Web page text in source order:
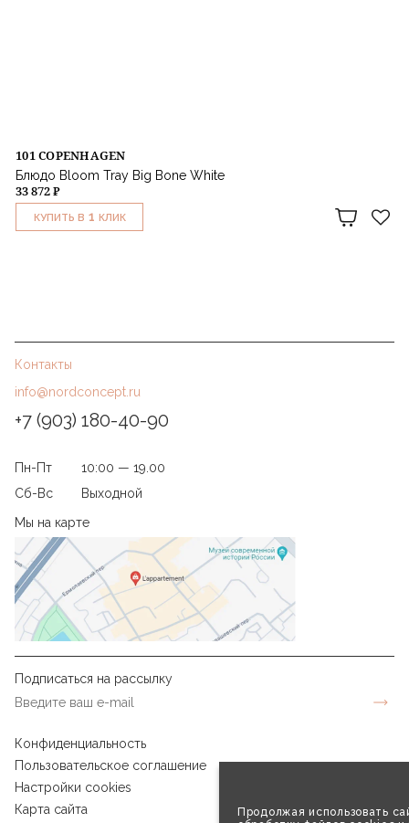
Продолжая использовать
101 COPENHAGEN
Блюдо Bloom Tray Big Bone White
33 872 ₽
КУПИТЬ В 1 КЛИК
Контакты
info@nordconcept.ru
+7 (903) 180-40-90
Пн-Пт
10:00 — 19.00
Сб-Вс
Выходной
Мы на карте
Подписаться на рассылку
Конфиденциальность
Пользовательское соглашение
Настройки cookies
Карта сайта